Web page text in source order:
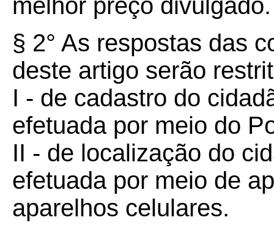
melhor preço divulgado.
§ 2° As respostas das
deste artigo serão
I - de cadastro do
efetuada por meio do
II - de localização do
efetuada por meio de
aparelhos celulares.